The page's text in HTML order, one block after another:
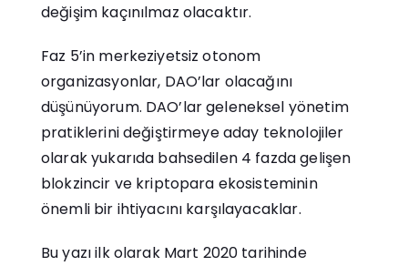
değişim kaçınılmaz olacaktır.
Faz 5’in merkeziyetsiz otonom
organizasyonlar, DAO’lar olacağını
düşünüyorum. DAO’lar geleneksel yönetim
pratiklerini değiştirmeye aday teknolojiler
olarak yukarıda bahsedilen 4 fazda gelişen
blokzincir ve kriptopara ekosisteminin
önemli bir ihtiyacını karşılayacaklar.
Bu yazı ilk olarak Mart 2020 tarihinde